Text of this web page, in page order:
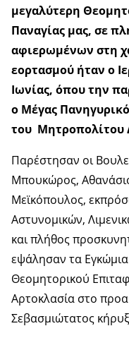
μεγαλύτερη
Παναγίας μας, σε
αφιερωμένων στη
εορτασμού ήταν ο
Ιωνίας, όπου την
ο Μέγας
του Μητροπολίτου
Παρέστησαν οι
Μπουκώρος,
Μεϊκόπουλος,
Αστυνομικών,
και πλήθος
εψάλησαν τα
Θεομητορικού
Αρτοκλασία στο
Σεβασμιώτατος